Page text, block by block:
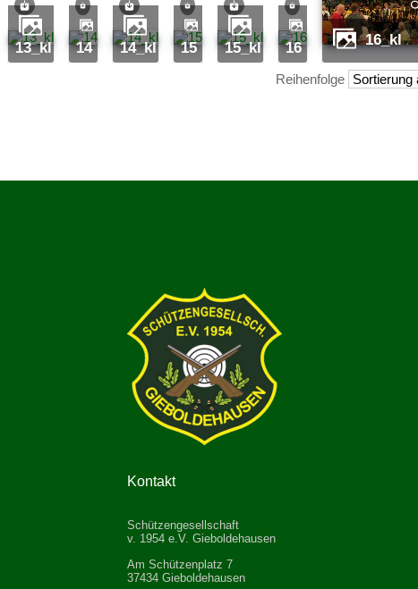
13_kl 14 14_kl 15 15_kl 16 16_kl
Reihenfolge
Kontakt
Schützengesellschaft
v. 1954 e.V. Gieboldehausen
Am Schützenplatz 7
37434 Gieboldehausen